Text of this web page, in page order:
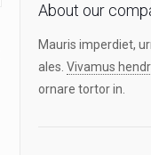
About our
Mauris imperdiet,
ales. Vivamus
ornare tortor in.